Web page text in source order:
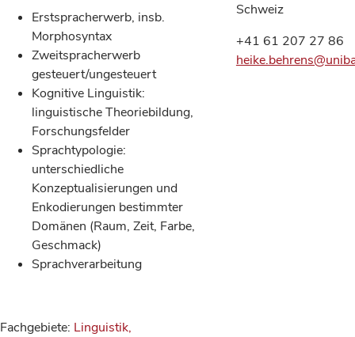
Erstspracherwerb, insb.
Morphosyntax
Zweitspracherwerb
gesteuert/ungesteuert
Kognitive Linguistik:
linguistische Theoriebildung,
Forschungsfelder
Sprachtypologie:
unterschiedliche
Konzeptualisierungen und
Enkodierungen bestimmter
Domänen (Raum, Zeit, Farbe,
Geschmack)
Sprachverarbeitung
Fachgebiete: Linguistik,
Schweiz
+41 61 207 27 86